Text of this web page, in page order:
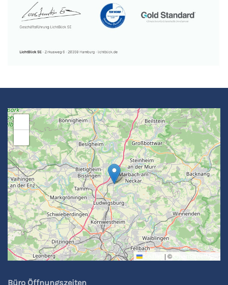
Leaflet | © OpenStreetMap
Büro Öffnungszeiten